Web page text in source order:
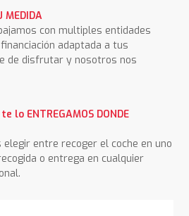
MEDIDA
con multiples entidades
adaptada a tus
de disfrutar y nosotros nos
lo ENTREGAMOS DONDE
entre recoger el coche en uno
o entrega en cualquier